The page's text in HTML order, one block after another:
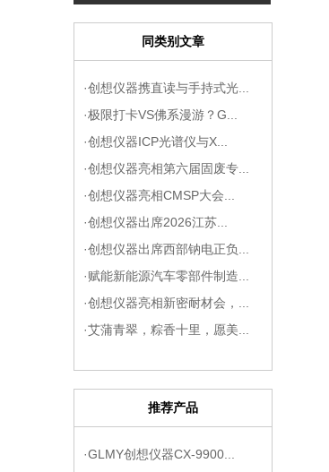
同类别文章
·创想仪器携直读与手持式光...
·极限打卡VS佛系漫游？G...
·创想仪器ICP光谱仪与X...
·创想仪器亮相第六届固废专...
·创想仪器亮相CMSP大会...
·创想仪器出席2026江苏...
·创想仪器出席西部钠电正负...
·赋能新能源汽车零部件制造...
·创想仪器亮相新密耐材会，...
·艾蒲青翠，粽香十里，愿美...
推荐产品
·GLMY创想仪器CX-9900...